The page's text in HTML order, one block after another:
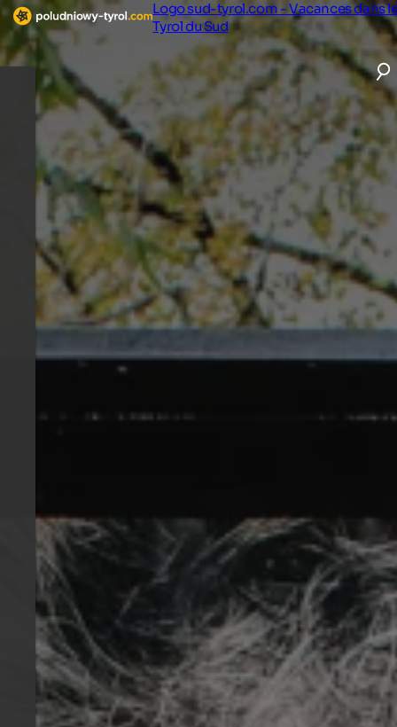
Logo sud-tyrol.com - Vacances dans
Tyrol du Sud